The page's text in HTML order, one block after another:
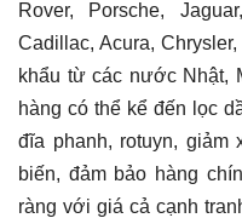
Rover, Porsche,
Cadillac, Acura,
khẩu từ các nước Nhật,
hàng có thể kể đến lọc
đĩa phanh, rotuyn, giảm
biến, đảm bảo hàng
ràng với giá cả cạnh